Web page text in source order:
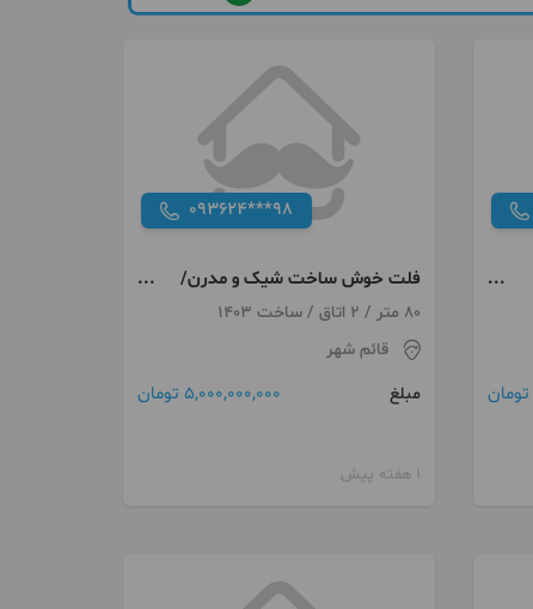
093624***98
فلت خوش ساخت شیک و مدرن/
سندتکبرگ
80 متر / 2 اتاق / ساخت 1403
قائم شهر
مبلغ
5,000,000,000 تومان
1 هفته پیش